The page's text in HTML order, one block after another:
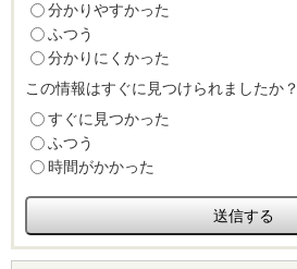
分かりやすかった
ふつう
分かりにくかった
この情報はすぐに見つけられましたか？
すぐに見つかった
ふつう
時間がかかった